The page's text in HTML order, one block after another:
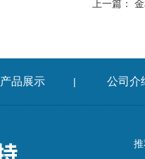
上一篇：
产品展示 | 公司介